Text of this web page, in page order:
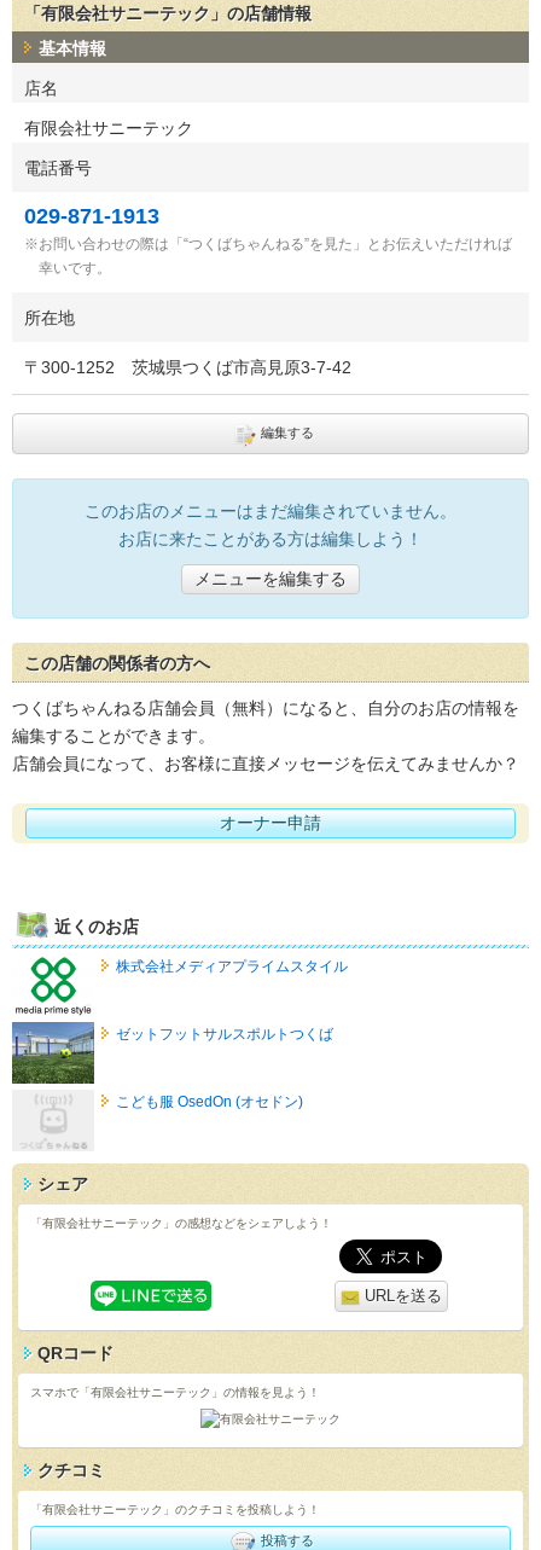
「有限会社サニーテック」の店舗情報
基本情報
店名
有限会社サニーテック
電話番号
029-871-1913
お問い合わせの際は「“つくばちゃんねる”を見た」とお伝えいただければ
幸いです。
所在地
〒 300-1252 茨城県つくば市高見原3-7-42
編集する
このお店のメニューはまだ編集されていません。
お店に来たことがある方は編集しよう！
メニューを編集する
この店舗の関係者の方へ
つくばちゃんねる店舗会員（無料）になると、自分のお店の情報を
編集することができます。
店舗会員になって、お客様に直接メッセージを伝えてみませんか？
オーナー申請
近くのお店
株式会社メディアプライムスタイル
ゼットフットサルスポルトつくば
こども服 OsedOn (オセドン)
シェア
「有限会社サニーテック」の感想などをシェアしよう！
URLを送る
QRコード
スマホで「有限会社サニーテック」の情報を見よう！
クチコミ
「有限会社サニーテック」のクチコミを投稿しよう！
投稿する